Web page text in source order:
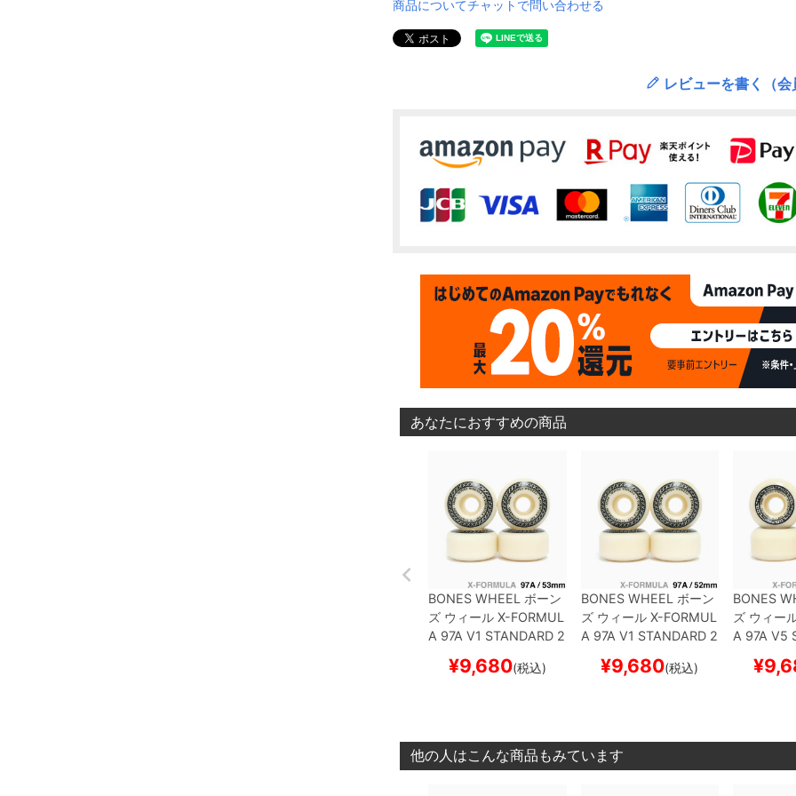
商品についてチャットで問い合わせる
レビューを書く（
あなたにおすすめの商品
BONES WHEEL ボーン
ズ ウィール X-FORMUL
A 97A V1 STANDARD 2
ド スケボー
¥9,680(税込)
BONES WHEEL ボーン
ズウィールX-FORMUL
A 97A V1 STANDARD 2
ド スケボー
¥9,680(税込)
BONES
ズ ウィー
A 97A V5
スケボー
¥
他の人はこんな商品もみています